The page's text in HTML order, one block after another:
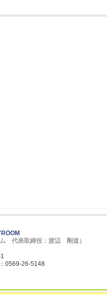
ム 代表取締役：渡辺 剛道）
0569-26-5148